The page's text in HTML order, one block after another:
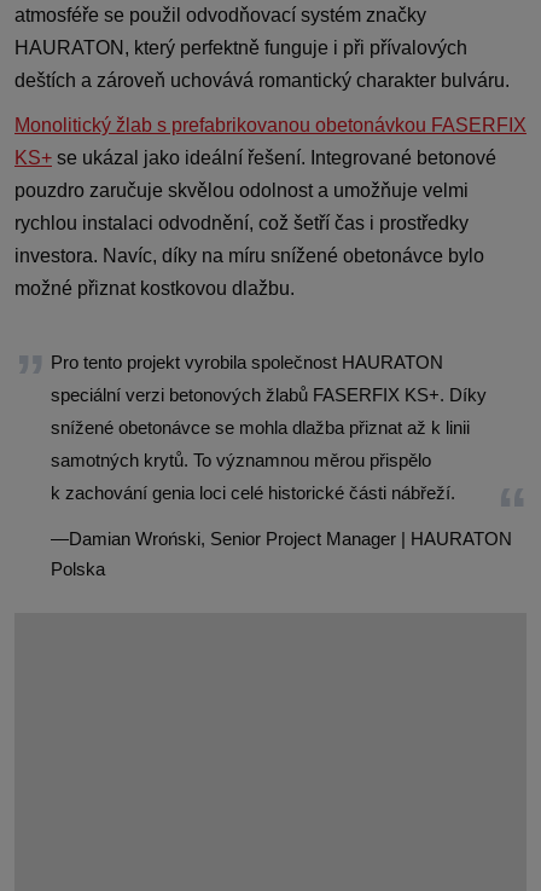
atmosféře se použil odvodňovací systém značky
HAURATON, který perfektně funguje i při přívalových
deštích a zároveň uchovává romantický charakter bulváru.
Monolitický žlab s prefabrikovanou obetonávkou FASERFIX
KS+ se ukázal jako ideální řešení. Integrované betonové
pouzdro zaručuje skvělou odolnost a umožňuje velmi
rychlou instalaci odvodnění, což šetří čas i prostředky
investora. Navíc, díky na míru snížené obetonávce bylo
možné přiznat kostkovou dlažbu.
Pro tento projekt vyrobila společnost HAURATON
speciální verzi betonových žlabů FASERFIX KS+. Díky
snížené obetonávce se mohla dlažba přiznat až k linii
samotných krytů. To významnou měrou přispělo
k zachování genia loci celé historické části nábřeží.
Damian Wroński, Senior Project Manager | HAURATON
Polska